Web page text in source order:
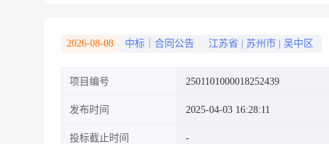
2026-08-08 中标｜合同公告 江苏省 苏州市 吴中区
项目编号 2501101000018252439
发布时间 2025-04-03 16:28:11
投标截止时间